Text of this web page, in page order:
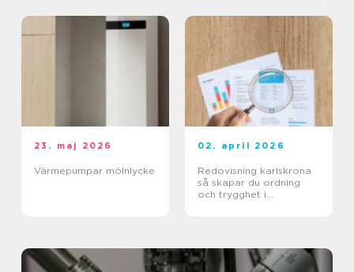
23. maj 2026
Värmepumpar mölnlycke
02. april 2026
Redovisning karlskrona
så skapar du ordning
och trygghet i